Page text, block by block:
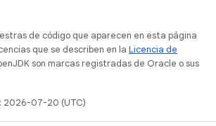
de código que aparecen en esta página
que se describen en la Licencia de
son marcas registradas de Oracle o sus
2026-07-20 (UTC)